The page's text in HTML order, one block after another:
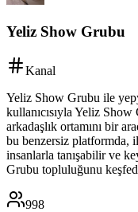
Yeliz Show Grubu
Kanal
Yeliz Show Grubu ile
kullanıcısıyla Yeliz Show
arkadaşlık ortamını bir
bu benzersiz platformda,
insanlarla tanışabilir ve
Grubu topluluğunu
998